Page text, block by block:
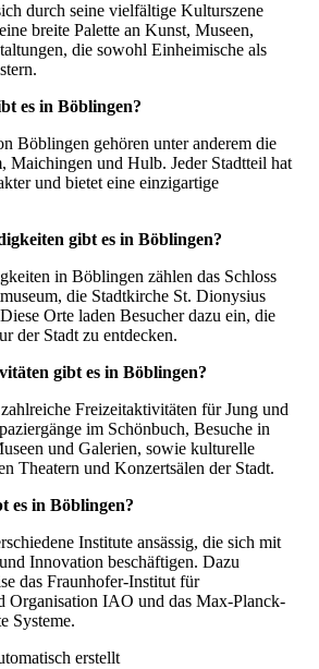
durch seine vielfältige Kulturszene
breite Palette an Kunst, Museen,
die sowohl Einheimische als
es in Böblingen?
Böblingen gehören unter anderem die
Maichingen und Hulb. Jeder Stadtteil hat
und bietet eine einzigartige
gibt es in Böblingen?
in Böblingen zählen das Schloss
die Stadtkirche St. Dionysius
Orte laden Besucher dazu ein, die
der Stadt zu entdecken.
gibt es in Böblingen?
Freizeitaktivitäten für Jung und
im Schönbuch, Besuche in
und Galerien, sowie kulturelle
Theatern und Konzertsälen der Stadt.
es in Böblingen?
Institute ansässig, die sich mit
Innovation beschäftigen. Dazu
das Fraunhofer-Institut für
Organisation IAO und das Max-Planck-
Systeme.
erstellt